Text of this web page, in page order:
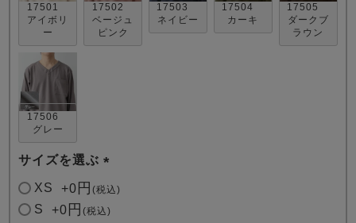
売れ筋ランキング
- Item Ranking -
新着商品
すべてのデザインのパジャマ一覧はこちら
17501
アイボリ
ー
17502
ベージュ
ピンク
17503
ネイビー
17504
カーキ
17505
ダークブ
ラウン
17506
グレー
サイズを選ぶ
(
XS +0 税込
S +0 税込